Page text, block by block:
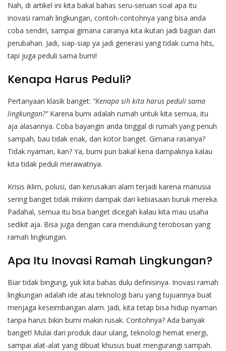
Nah, di artikel ini kita bakal bahas seru-seruan soal apa itu
inovasi ramah lingkungan, contoh-contohnya yang bisa anda
coba sendiri, sampai gimana caranya kita ikutan jadi bagian dari
perubahan. Jadi, siap-siap ya jadi generasi yang tidak cuma hits,
tapi juga peduli sama bumi!
Kenapa Harus Peduli?
Pertanyaan klasik banget: “Kenapa sih kita harus peduli sama
lingkungan?”Karena bumi adalah rumah untuk kita semua, itu
aja alasannya. Coba bayangin anda tinggal di rumah yang penuh
sampah, bau tidak enak, dan kotor banget. Gimana rasanya?
Tidak nyaman, kan? Ya, bumi pun bakal kena dampaknya kalau
kita tidak peduli merawatnya.
Krisis iklim, polusi, dan kerusakan alam terjadi karena manusia
sering banget tidak mikirin dampak dari kebiasaan buruk mereka.
Padahal, semua itu bisa banget dicegah kalau kita mau usaha
sedikit aja. Bisa juga dengan cara mendukung terobosan yang
ramah lingkungan.
Apa Itu Inovasi Ramah Lingkungan?
Biar tidak bingung, yuk kita bahas dulu definisinya. Inovasi ramah
lingkungan adalah ide atau teknologi baru yang tujuannya buat
menjaga keseimbangan alam. Jadi, kita tetap bisa hidup nyaman
tanpa harus bikin bumi makin rusak. Contohnya? Ada banyak
banget! Mulai dari produk daur ulang, teknologi hemat energi,
sampai alat-alat yang dibuat khusus buat mengurangi sampah.